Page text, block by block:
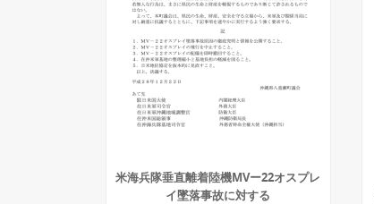
米海兵隊垂直離着陸機MVー22オスプレ
イ墜落事故に対する